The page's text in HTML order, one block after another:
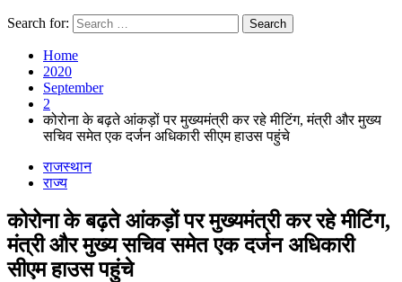
Search for:
Home
2020
September
2
कोरोना के बढ़ते आंकड़ों पर मुख्यमंत्री कर रहे मीटिंग, मंत्री और मुख्य
सचिव समेत एक दर्जन अधिकारी सीएम हाउस पहुंचे
राजस्थान
राज्य
कोरोना के बढ़ते आंकड़ों पर मुख्यमंत्री कर रहे मीटिंग,
मंत्री और मुख्य सचिव समेत एक दर्जन अधिकारी
सीएम हाउस पहुंचे